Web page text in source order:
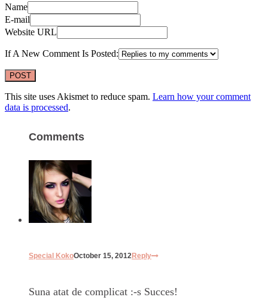
Name
E-mail
Website URL
If A New Comment Is Posted:
This site uses Akismet to reduce spam. Learn how your comment
data is processed.
Comments
Special KokoOctober 15, 2012Reply
Suna atat de complicat :-s Succes!